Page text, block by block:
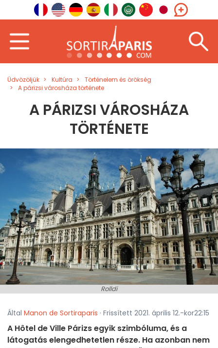
Üdvözöljük Kultúra
Történelem és örökség
A párizsi városháza története
A PÁRIZSI VÁROSHÁZA
TÖRTÉNETE
Rolldi
Által Manon de Sortiraparis · Frissített 2021. április 12.-kor22:15
A Hôtel de Ville Párizs egyik szimbóluma, és a
látogatás elengedhetetlen része. Ha azonban nem